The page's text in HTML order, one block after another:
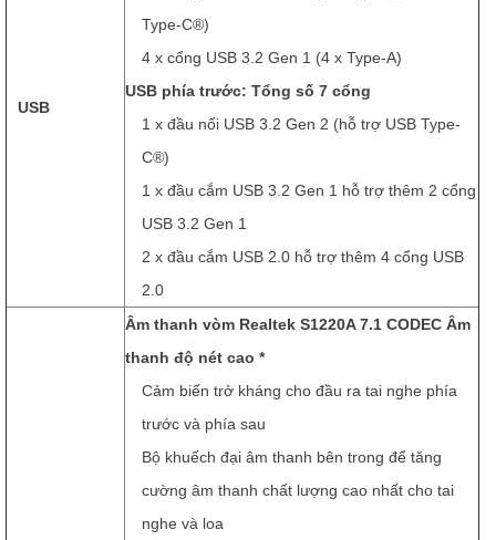
USB
Type-C®)
4 x cổng USB 3.2 Gen 1 (4 x Type-A)
USB phía trước: Tổng số 7 cổng
1 x đầu nối USB 3.2 Gen 2 (hỗ trợ USB Type-
C®)
1 x đầu cắm USB 3.2 Gen 1 hỗ trợ thêm 2 cổng
USB 3.2 Gen 1
2 x đầu cắm USB 2.0 hỗ trợ thêm 4 cổng USB
2.0
Âm thanh vòm Realtek S1220A 7.1 CODEC Âm
thanh độ nét cao *
Cảm biến trở kháng cho đầu ra tai nghe phía
trước và phía sau
Bộ khuếch đại âm thanh bên trong để tăng
cường âm thanh chất lượng cao nhất cho tai
nghe và loa